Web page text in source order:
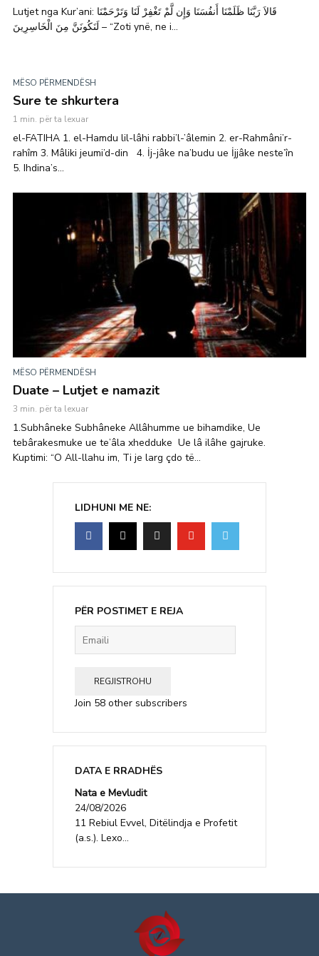
Lutjet nga Kur’ani: قَالاَ رَبَّنَا ظَلَمْنَا أَنفُسَنَا وَإِن لَّمْ تَغْفِرْ لَنَا وَتَرْحَمْنَا
لَنَكُونَنَّ مِنَ الْخَاسِرِينَ – “Zoti ynë, ne i...
MËSO PËRMENDËSH
Sure te shkurtera
1 min. për ta lexuar
el-FATIHA 1. el-Hamdu lil-lâhi rabbi’l-’âlemin 2. er-Rahmâni’r-
rahîm 3. Mâliki jeumi’d-din 4. İj-jâke na’budu ue İjjâke neste’în
5. Ihdina’s...
MËSO PËRMENDËSH
Duate – Lutjet e namazit
3 min. për ta lexuar
1.Subhâneke Subhâneke Allâhumme ue bihamdike, Ue
tebârakesmuke ue te’âla xhedduke Ue lâ ilâhe gajruke.
Kuptimi: “O All-llahu im, Ti je larg çdo të...
LIDHUNI ME NE:
PËR POSTIMET E REJA
REGJISTROHU
Join 58 other subscribers
DATA E RRADHËS
Nata e Mevludit
24/08/2026
11 Rebiul Evvel, Ditëlindja e Profetit
(a.s.). Lexo...